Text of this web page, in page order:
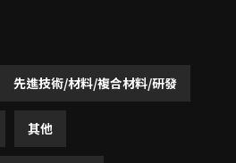
先進技術/材料/複合材料/研發
其他